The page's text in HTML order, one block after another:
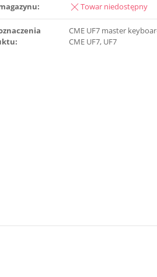
Towar niedostępny
CME UF7 master
CME UF7, UF7